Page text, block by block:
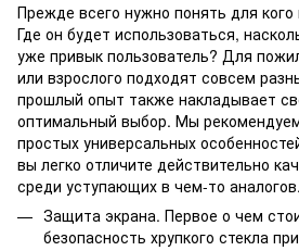
Прежде всего нужно понять для
Где он будет использоваться,
уже привык пользователь? Для
или взрослого подходят совсем
прошлый опыт также накладывает
оптимальный выбор. Мы
простых универсальных
вы легко отличите действительно
среди уступающих в чем-то аналогов.
Защита экрана. Первое о чем
безопасность хрупкого стекла